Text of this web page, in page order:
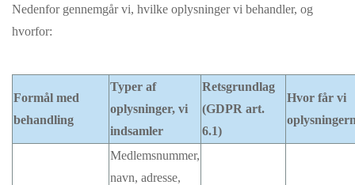
Nedenfor gennemgår vi, hvilke oplysninger vi behandler, og
hvorfor:
Formål med
behandling
Typer af
oplysninger, vi
indsamler
Retsgrundlag
(GDPR art.
6.1)
Hvor får vi
Medlemsnummer,
navn, adresse,